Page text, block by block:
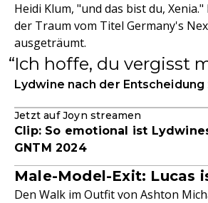
Heidi Klum, "und das bist du,
der Traum vom Titel Germany's
ausgeträumt.
Ich hoffe, du vergisst
Lydwine nach der Entscheidung
Jetzt auf Joyn streamen
Clip: So emotional ist
GNTM 2024
Male-Model-Exit: Lucas
Den Walk im Outfit von Ashton